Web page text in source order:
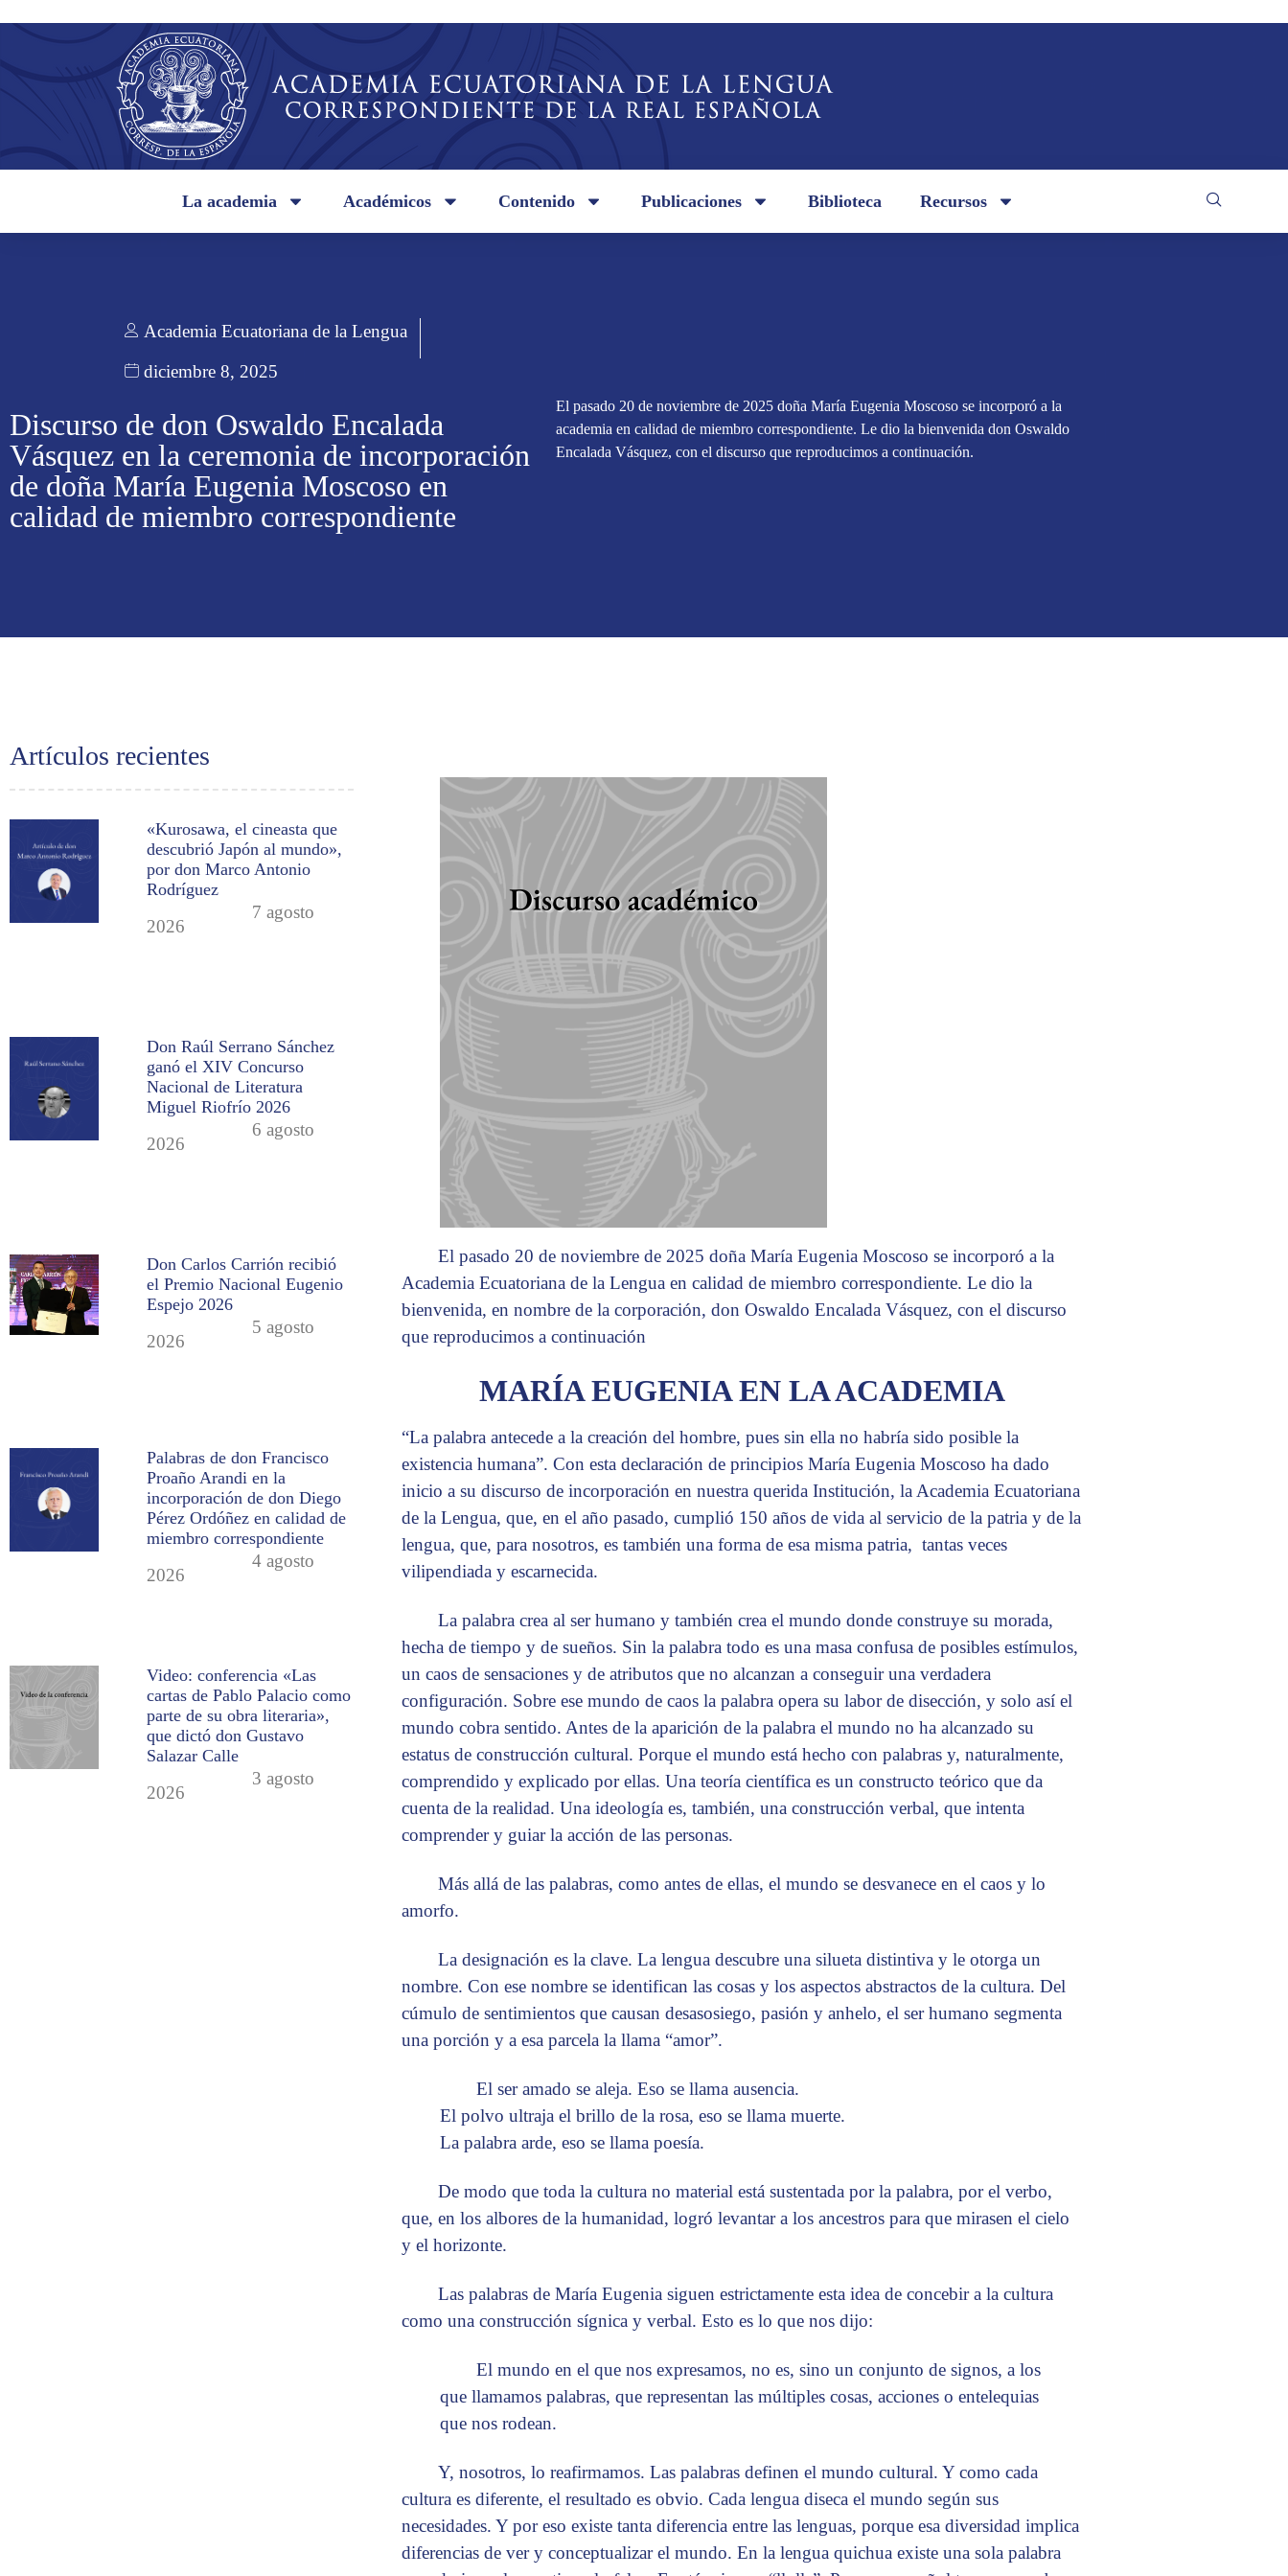
La academia Académicos Contenido Publicaciones Biblioteca Recursos
Academia Ecuatoriana de la Lengua
diciembre 8, 2025
Discurso de don Oswaldo Encalada
Vásquez en la ceremonia de incorporación
de doña María Eugenia Moscoso en
calidad de miembro correspondiente
El pasado 20 de noviembre de 2025 doña María Eugenia Moscoso se incorporó a la
academia en calidad de miembro correspondiente. Le dio la bienvenida don Oswaldo
Encalada Vásquez, con el discurso que reproducimos a continuación.
Artículos recientes
«Kurosawa, el cineasta que
descubrió Japón al mundo»,
por don Marco Antonio
Rodríguez
7 agosto
2026
Don Raúl Serrano Sánchez
ganó el XIV Concurso
Nacional de Literatura
Miguel Riofrío 2026
6 agosto
2026
Don Carlos Carrión recibió
el Premio Nacional Eugenio
Espejo 2026
5 agosto
2026
Palabras de don Francisco
Proaño Arandi en la
incorporación de don Diego
Pérez Ordóñez en calidad de
miembro correspondiente
4 agosto
2026
Video: conferencia «Las
cartas de Pablo Palacio como
parte de su obra literaria»,
que dictó don Gustavo
Salazar Calle
3 agosto
2026
El pasado 20 de noviembre de 2025 doña María Eugenia Moscoso se incorporó a la
Academia Ecuatoriana de la Lengua en calidad de miembro correspondiente. Le dio la
bienvenida, en nombre de la corporación, don Oswaldo Encalada Vásquez, con el discurso
que reproducimos a continuación
MARÍA EUGENIA EN LA ACADEMIA
“La palabra antecede a la creación del hombre, pues sin ella no habría sido posible la
existencia humana”. Con esta declaración de principios María Eugenia Moscoso ha dado
inicio a su discurso de incorporación en nuestra querida Institución, la Academia Ecuatoriana
de la Lengua, que, en el año pasado, cumplió 150 años de vida al servicio de la patria y de la
lengua, que, para nosotros, es también una forma de esa misma patria, tantas veces
vilipendiada y escarnecida.
La palabra crea al ser humano y también crea el mundo donde construye su morada,
hecha de tiempo y de sueños. Sin la palabra todo es una masa confusa de posibles estímulos,
un caos de sensaciones y de atributos que no alcanzan a conseguir una verdadera
configuración. Sobre ese mundo de caos la palabra opera su labor de disección, y solo así el
mundo cobra sentido. Antes de la aparición de la palabra el mundo no ha alcanzado su
estatus de construcción cultural. Porque el mundo está hecho con palabras y, naturalmente,
comprendido y explicado por ellas. Una teoría científica es un constructo teórico que da
cuenta de la realidad. Una ideología es, también, una construcción verbal, que intenta
comprender y guiar la acción de las personas.
Más allá de las palabras, como antes de ellas, el mundo se desvanece en el caos y lo
amorfo.
La designación es la clave. La lengua descubre una silueta distintiva y le otorga un
nombre. Con ese nombre se identifican las cosas y los aspectos abstractos de la cultura. Del
cúmulo de sentimientos que causan desasosiego, pasión y anhelo, el ser humano segmenta
una porción y a esa parcela la llama “amor”.
El ser amado se aleja. Eso se llama ausencia.
El polvo ultraja el brillo de la rosa, eso se llama muerte.
La palabra arde, eso se llama poesía.
De modo que toda la cultura no material está sustentada por la palabra, por el verbo,
que, en los albores de la humanidad, logró levantar a los ancestros para que mirasen el cielo
y el horizonte.
Las palabras de María Eugenia siguen estrictamente esta idea de concebir a la cultura
como una construcción sígnica y verbal. Esto es lo que nos dijo:
El mundo en el que nos expresamos, no es, sino un conjunto de signos, a los
que llamamos palabras, que representan las múltiples cosas, acciones o entelequias
que nos rodean.
Y, nosotros, lo reafirmamos. Las palabras definen el mundo cultural. Y como cada
cultura es diferente, el resultado es obvio. Cada lengua diseca el mundo según sus
necesidades. Y por eso existe tanta diferencia entre las lenguas, porque esa diversidad implica
diferencias de ver y conceptualizar el mundo. En la lengua quichua existe una sola palabra